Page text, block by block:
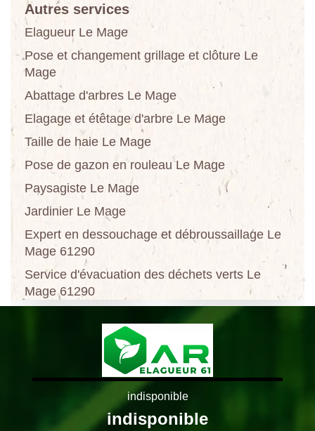
Autres services
Elagueur Le Mage
Pose et changement grillage et clôture Le
Mage
Abattage d'arbres Le Mage
Elagage et étêtage d'arbre Le Mage
Taille de haie Le Mage
Pose de gazon en rouleau Le Mage
Paysagiste Le Mage
Jardinier Le Mage
Expert en dessouchage et débroussaillage Le
Mage 61290
Service d'évacuation des déchets verts Le
Mage 61290
indisponible
indisponible